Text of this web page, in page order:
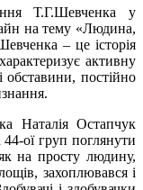
Т.Г.Шевченка у
на тему «Людина,
– це історія
активну
постійно
Наталія Остапчук
ої груп поглянути
на просту людину,
захоплювався і